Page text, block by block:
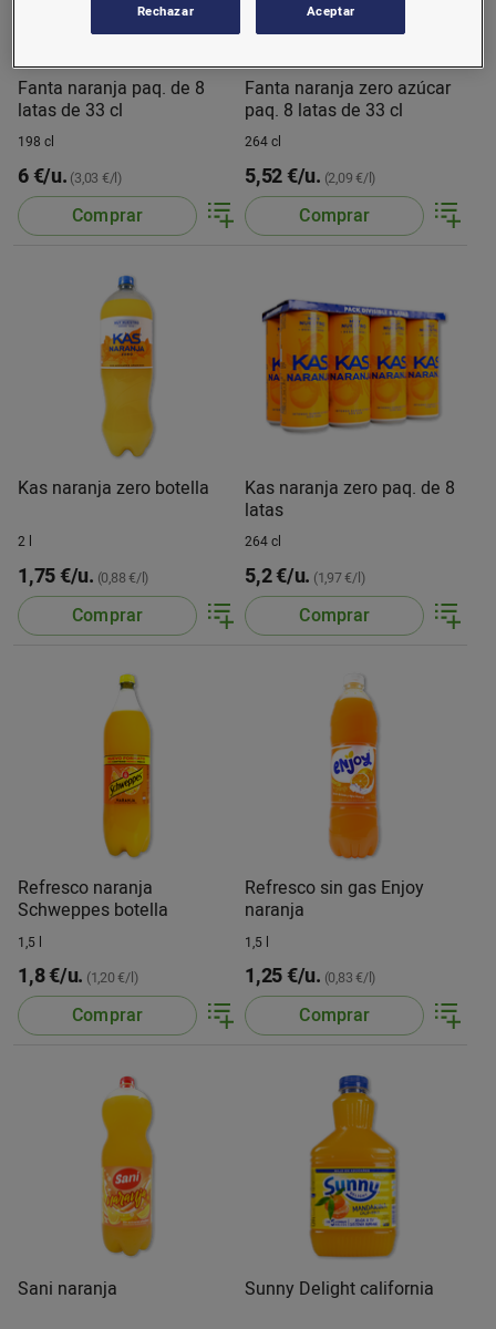
Fanta naranja paq. de 8
latas de 33 cl
198 cl
6 €/u. (3,03 €/l)
Comprar
Fanta naranja zero azúcar
paq. 8 latas de 33 cl
264 cl
5,52 €/u. (2,09 €/l)
Comprar
Kas naranja zero botella
2 l
1,75 €/u. (0,88 €/l)
Comprar
Kas naranja zero paq. de 8
latas
264 cl
5,2 €/u. (1,97 €/l)
Comprar
Refresco naranja
Schweppes botella
1,5 l
1,8 €/u. (1,20 €/l)
Comprar
Refresco sin gas Enjoy
naranja
1,5 l
1,25 €/u. (0,83 €/l)
Comprar
Sani naranja Sunny Delight california
Rechazar Aceptar